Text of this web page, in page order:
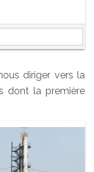
diriger vers la
dont la première